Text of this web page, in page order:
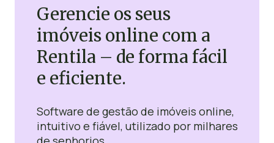
Gerencie os seus
imóveis online com a
Rentila – de forma fácil
e eficiente.
Software de gestão de imóveis online,
intuitivo e fiável, utilizado por milhares